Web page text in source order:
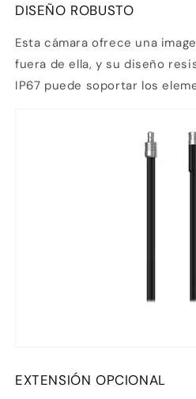
DISEÑO ROBUSTO
Esta cámara ofrece una
fuera de ella, y su diseño
IP67 puede soportar los
EXTENSIÓN OPCIONAL